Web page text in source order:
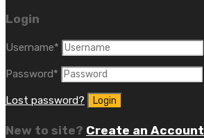
Login
Username*
Password*
Lost password?
New to site? Create an Account